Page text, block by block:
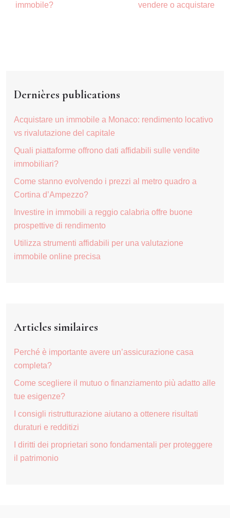
immobile?
vendere o acquistare
Dernières publications
Acquistare un immobile a Monaco: rendimento locativo
vs rivalutazione del capitale
Quali piattaforme offrono dati affidabili sulle vendite
immobiliari?
Come stanno evolvendo i prezzi al metro quadro a
Cortina d’Ampezzo?
Investire in immobili a reggio calabria offre buone
prospettive di rendimento
Utilizza strumenti affidabili per una valutazione
immobile online precisa
Articles similaires
Perché è importante avere un’assicurazione casa
completa?
Come scegliere il mutuo o finanziamento più adatto alle
tue esigenze?
I consigli ristrutturazione aiutano a ottenere risultati
duraturi e redditizi
I diritti dei proprietari sono fondamentali per proteggere
il patrimonio